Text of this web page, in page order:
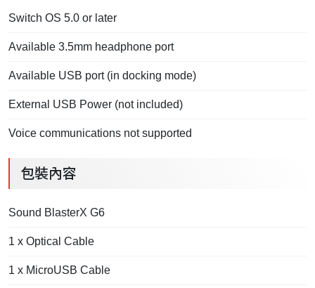
Switch OS 5.0 or later
Available 3.5mm headphone port
Available USB port (in docking mode)
External USB Power (not included)
Voice communications not supported
包裝內容
Sound BlasterX G6
1 x Optical Cable
1 x MicroUSB Cable